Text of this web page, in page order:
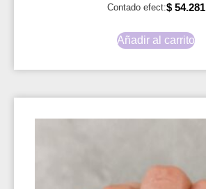
Contado efect:$54.281
Añadir al carrito